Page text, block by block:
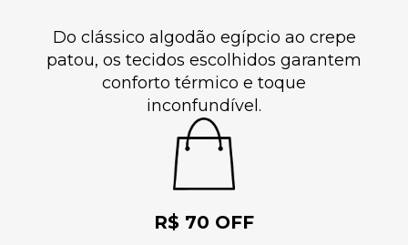
Do clássico algodão egípcio ao crepe
patou, os tecidos escolhidos garantem
conforto térmico e toque
inconfundível.
R$ 70 OFF